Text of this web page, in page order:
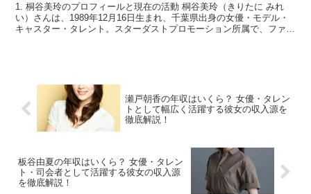
1. 桐谷美玲のプロフィールと現在の活動 桐谷美玲（きりたに みれ
い）さんは、1989年12月16日生まれ、千葉県出身の女優・モデル・
キャスター・タレント。スターダストプロモーション所属で、ファッ
瀬戸朝香の年収はいくら？ 女優・タレン
トとして幅広く活躍する彼女の収入源を
徹底解説！
板谷由夏の年収はいくら？ 女優・タレン
ト・司会者として活躍する彼女の収入源
を徹底解説！